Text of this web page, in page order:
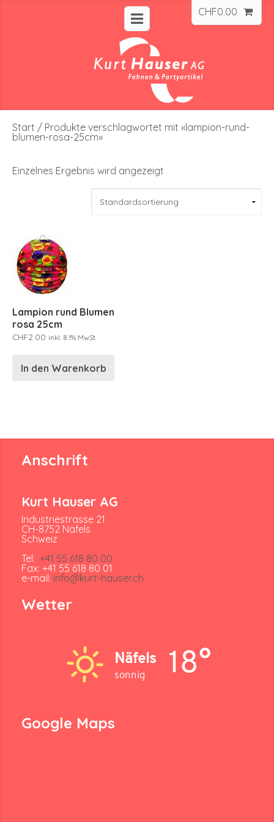
CHF0.00
Start / Produkte verschlagwortet mit «lampion-rund-
blumen-rosa-25cm»
Einzelnes Ergebnis wird angezeigt
Lampion rund Blumen
rosa 25cm
CHF2.00 inkl. 8.1% MwSt.
In den Warenkorb
Anschrift
Kurt Hauser AG
Industriestrasse 21
CH-8752 Näfels
Schweiz
Tel: +41 55 618 80 00
Fax: +41 55 618 80 01
e-mail: info@kurt-hauser.ch
Wetter
Näfels
sonnig 18°
Google Maps